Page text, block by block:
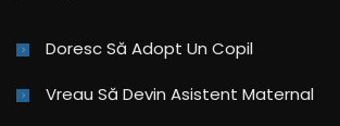
Doresc Să Adopt Un Copil
Vreau Să Devin Asistent Maternal